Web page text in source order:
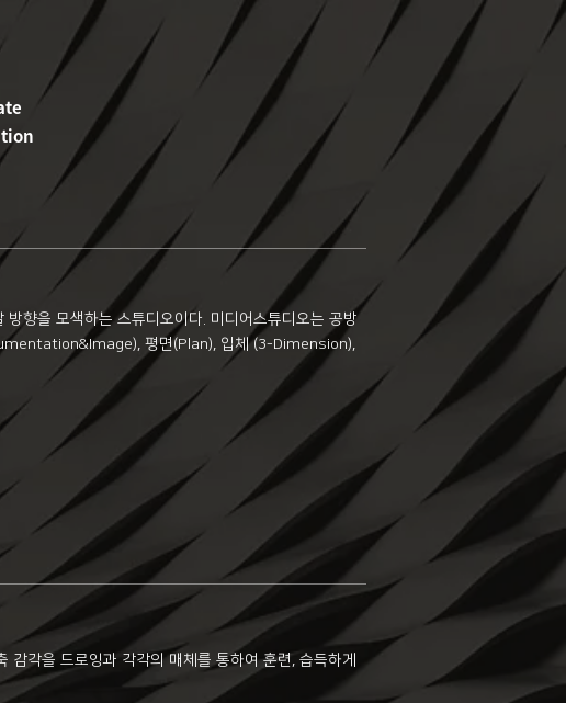
향을 모색하는 스튜디오이다. 미디어스튜디오는 공방
평면(Plan), 입체 (3-Dimension),
각을 드로잉과 각각의 매체를 통하여 훈련, 습득하게